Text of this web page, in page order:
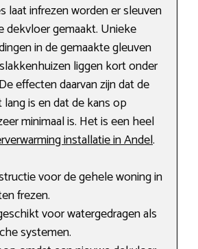
laat infrezen worden er sleuven
dekvloer gemaakt. Unieke
in de gemaakte gleuven
liggen kort onder
effecten daarvan zijn dat de
is en dat de kans op
minimaal is. Het is een heel
installatie in Andel.
voor de gehele woning in
frezen.
voor watergedragen als
systemen.